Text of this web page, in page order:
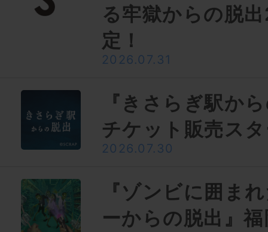
る牢獄からの脱
定！
2026.07.31
『きさらぎ駅か
チケット販売ス
2026.07.30
『ゾンビに囲ま
ーからの脱出』